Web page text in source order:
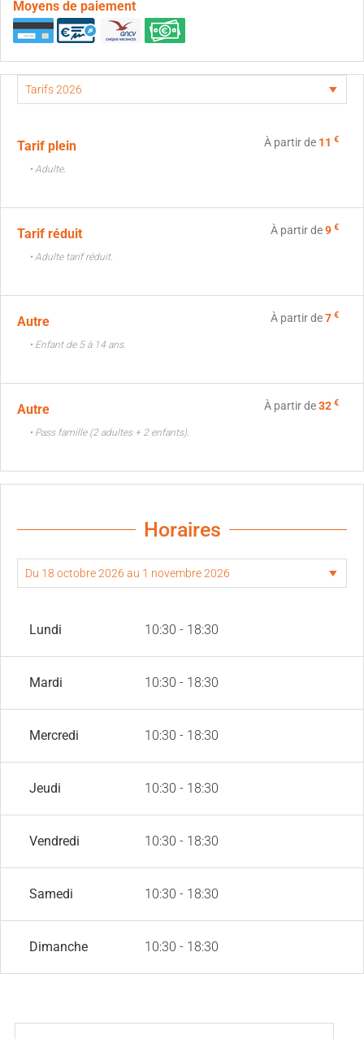
Moyens de paiement
Tarif plein À partir de 11 €
• Adulte.
Tarif réduit À partir de9 €
• Adulte tarif réduit.
Autre À partir de7 €
• Enfant de 5 à 14 ans.
Autre À partir de32 €
• Pass famille (2 adultes + 2 enfants).
Horaires
Lundi 10:30 - 18:30
Mardi 10:30 - 18:30
Mercredi 10:30 - 18:30
Jeudi 10:30 - 18:30
Vendredi 10:30 - 18:30
Samedi 10:30 - 18:30
Dimanche 10:30 - 18:30